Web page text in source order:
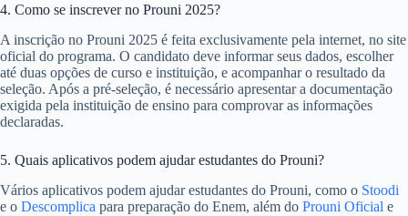
4. Como se inscrever no Prouni 2025?
A inscrição no Prouni 2025 é feita exclusivamente pela internet, no site
oficial do programa. O candidato deve informar seus dados, escolher
até duas opções de curso e instituição, e acompanhar o resultado da
seleção. Após a pré-seleção, é necessário apresentar a documentação
exigida pela instituição de ensino para comprovar as informações
declaradas.
5. Quais aplicativos podem ajudar estudantes do Prouni?
Vários aplicativos podem ajudar estudantes do Prouni, como o Stoodi
e o Descomplica para preparação do Enem, além do Prouni Oficial e